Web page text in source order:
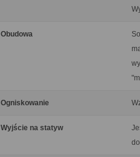
Obudowa
Ogniskowanie
Wyjście na statyw